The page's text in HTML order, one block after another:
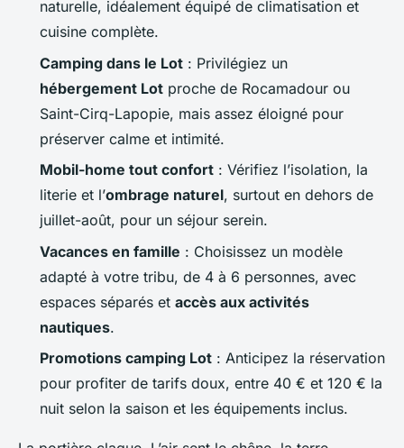
naturelle, idéalement équipé de climatisation et
cuisine complète.
Camping dans le Lot : Privilégiez un
hébergement Lot proche de Rocamadour ou
Saint-Cirq-Lapopie, mais assez éloigné pour
préserver calme et intimité.
Mobil-home tout confort : Vérifiez l’isolation, la
literie et l’ombrage naturel, surtout en dehors de
juillet-août, pour un séjour serein.
Vacances en famille : Choisissez un modèle
adapté à votre tribu, de 4 à 6 personnes, avec
espaces séparés et accès aux activités
nautiques.
Promotions camping Lot : Anticipez la réservation
pour profiter de tarifs doux, entre 40 € et 120 € la
nuit selon la saison et les équipements inclus.